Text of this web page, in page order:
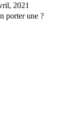
2021
porter une ?